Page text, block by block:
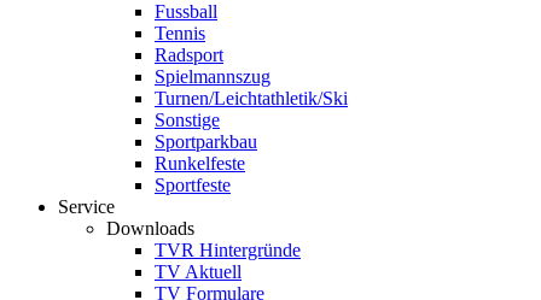
Fussball
Tennis
Radsport
Spielmannszug
Turnen/Leichtathletik/Ski
Sonstige
Sportparkbau
Runkelfeste
Sportfeste
Service
Downloads
TVR Hintergründe
TV Aktuell
TV Formulare